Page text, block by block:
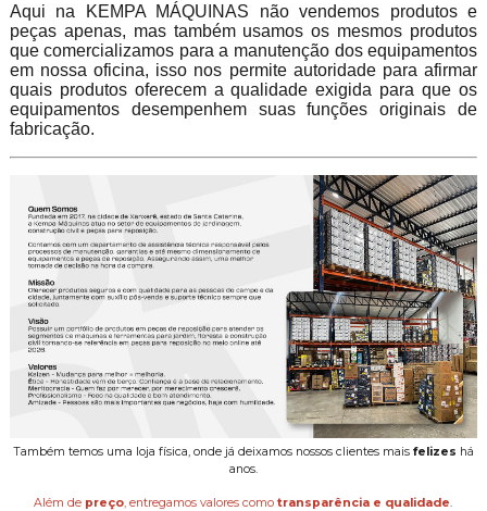
Aqui na KEMPA MÁQUINAS não vendemos produtos e
peças apenas, mas também usamos os mesmos produtos
que comercializamos para a manutenção dos equipamentos
em nossa oficina, isso nos permite autoridade para afirmar
quais produtos oferecem a qualidade exigida para que os
equipamentos desempenhem suas funções originais de
fabricação.
Também temos uma loja física, onde já deixamos nossos clientes mais felizes há
anos.
Além de preço, entregamos valores comotransparência e qualidade.